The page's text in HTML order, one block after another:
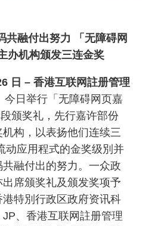
共融付出努力 「无障碍网
办机构颁发三连金奖
日 – 香港互联网註册管理
今日举行「无障碍网页嘉
颁奖礼，先行嘉许部份
机构，以表扬他们连续三
动应用程式的金奖级別并
融付出的努力。一众政
席颁奖礼及颁发奖项予
特別行政区政府资讯科
、香港互联网註册管理